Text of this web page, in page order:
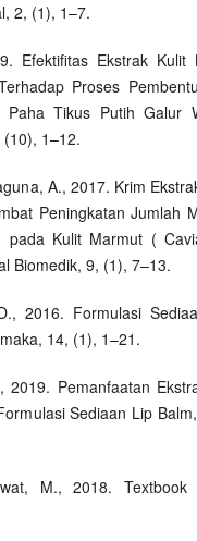
2, (1), 1–7.
Efektifitas Ekstrak Kulit
Proses
Tikus Putih Galur
1–12.
A., 2017. Krim
Peningkatan Jumlah
pada Kulit Marmut (
Biomedik, 9, (1), 7–13.
2016. Formulasi
14, (1), 1–21.
Pemanfaatan
Sediaan Lip
M., 2018. Textbook